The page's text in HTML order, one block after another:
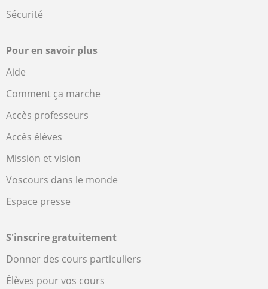
Sécurité
Pour en savoir plus
Aide
Comment ça marche
Accès professeurs
Accès élèves
Mission et vision
Voscours dans le monde
Espace presse
S'inscrire gratuitement
Donner des cours particuliers
Élèves pour vos cours